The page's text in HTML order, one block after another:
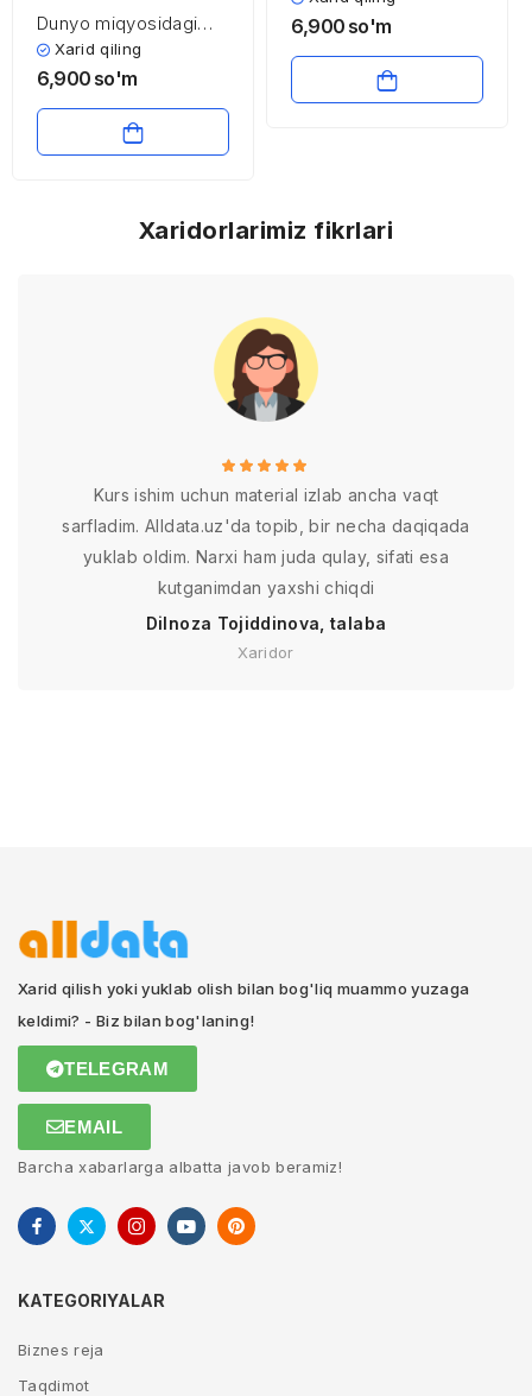
Dunyo miqyosidagi
bolalar o’limi hamda
ularga ta’sir etuvchi
Xarid qiling
6,900 so'm
6,900 so'm
Xaridorlarimiz fikrlari
Kurs ishim uchun material izlab ancha vaqt
sarfladim. Alldata.uz'da topib, bir necha daqiqada
yuklab oldim. Narxi ham juda qulay, sifati esa
kutganimdan yaxshi chiqdi
Dilnoza Tojiddinova, talaba
Xaridor
Xarid qilish yoki yuklab olish bilan bog'liq muammo yuzaga
keldimi? - Biz bilan bog'laning!
TELEGRAM
EMAIL
Barcha xabarlarga albatta javob beramiz!
KATEGORIYALAR
Biznes reja
Taqdimot